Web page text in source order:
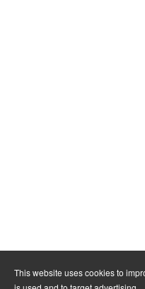
This website uses cookies to